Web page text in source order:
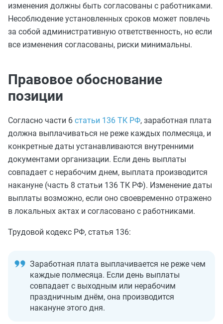
изменения должны быть согласованы с работниками.
Несоблюдение установленных сроков может повлечь
за собой административную ответственность, но если
все изменения согласованы, риски минимальны.
Правовое обоснование
позиции
Согласно части 6 статьи 136 ТК РФ, заработная плата
должна выплачиваться не реже каждых полмесяца, и
конкретные даты устанавливаются внутренними
документами организации. Если день выплаты
совпадает с нерабочим днем, выплата производится
накануне (часть 8 статьи 136 ТК РФ). Изменение даты
выплаты возможно, если оно своевременно отражено
в локальных актах и согласовано с работниками.
Трудовой кодекс РФ, статья 136:
Заработная плата выплачивается не реже чем
каждые полмесяца. Если день выплаты
совпадает с выходным или нерабочим
праздничным днём, она производится
накануне этого дня.